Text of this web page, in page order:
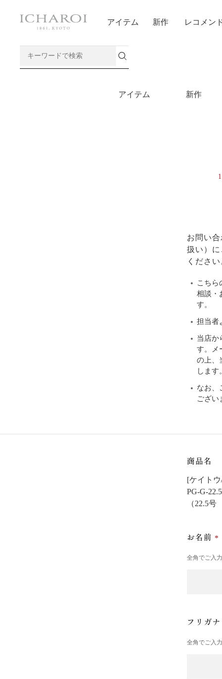
アイテム 新作
アイテム 新作 レコメン
お問い
扱い）
くださ
こちら
相談・
す。
担当者
当店か
す。メ
の上、
します
なお、
ござい
商品名
[ケイト
PG-G-22.5
（22.5
お名前
全角でご入
フリガ
全角でご入